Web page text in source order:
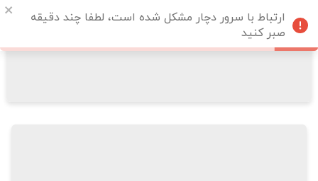
ارتباط با سرور دچار مشکل شده است، لطفا چند دقیقه
صبر کنید